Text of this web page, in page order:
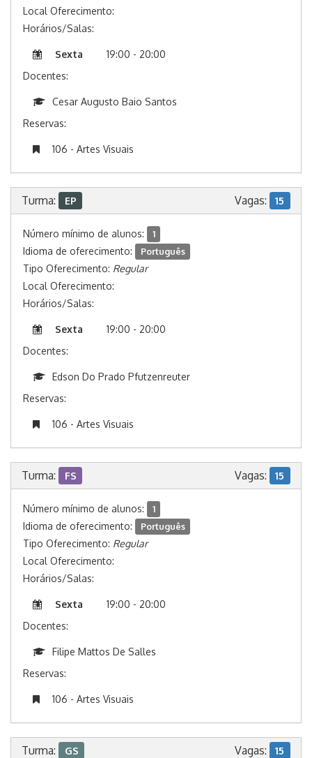
Local Oferecimento:
Horários/Salas:
Sexta
19:00 - 20:00
Docentes:
Cesar Augusto Baio Santos
Reservas:
106 - Artes Visuais
Turma: EP Vagas: 15
Número mínimo de alunos: 1
Idioma de oferecimento: Português
Tipo Oferecimento: Regular
Local Oferecimento:
Horários/Salas:
Sexta
19:00 - 20:00
Docentes:
Edson Do Prado Pfutzenreuter
Reservas:
106 - Artes Visuais
Turma: FS Vagas: 15
Número mínimo de alunos: 1
Idioma de oferecimento: Português
Tipo Oferecimento: Regular
Local Oferecimento:
Horários/Salas:
Sexta
19:00 - 20:00
Docentes:
Filipe Mattos De Salles
Reservas:
106 - Artes Visuais
Turma: GS Vagas: 15